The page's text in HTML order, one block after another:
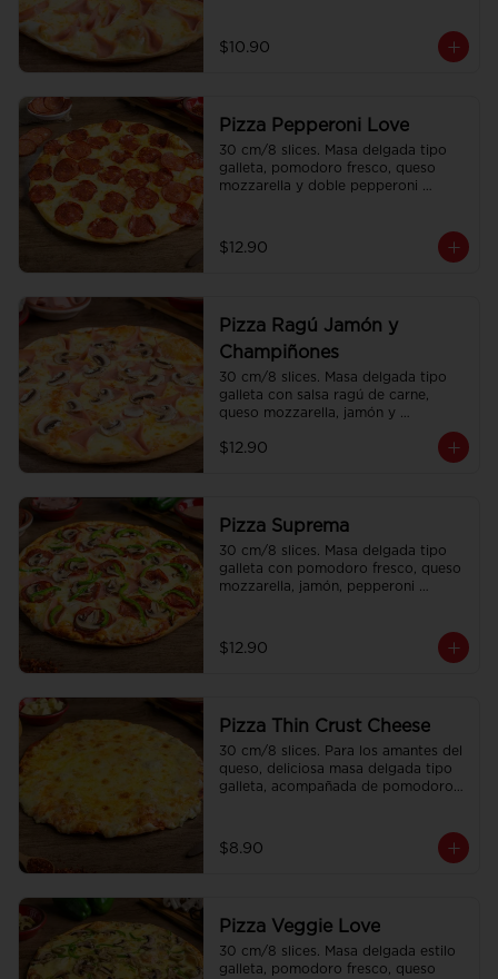
$10.90
Pizza Pepperoni Love
30 cm/8 slices. Masa delgada tipo
galleta, pomodoro fresco, queso
mozzarella y doble pepperoni
$12.90
Pizza Ragú Jamón y
Champiñones
30 cm/8 slices. Masa delgada tipo
galleta con salsa ragú de carne,
queso mozzarella, jamón y
$12.90
Pizza Suprema
30 cm/8 slices. Masa delgada tipo
galleta con pomodoro fresco, queso
mozzarella, jamón, pepperoni
$12.90
Pizza Thin Crust Cheese
30 cm/8 slices. Para los amantes del
queso, deliciosa masa delgada tipo
galleta, acompañada de pomodoro
$8.90
Pizza Veggie Love
30 cm/8 slices. Masa delgada estilo
galleta, pomodoro fresco, queso